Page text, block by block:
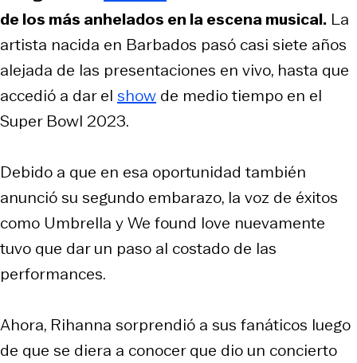
de los más anhelados en la escena musical. La
artista nacida en Barbados pasó casi siete años
alejada de las presentaciones en vivo, hasta que
accedió a dar el show de medio tiempo en el
Super Bowl 2023.
Debido a que en esa oportunidad también
anunció su segundo embarazo, la voz de éxitos
como Umbrella yWe found love nuevamente
tuvo que dar un paso al costado de las
performances.
Ahora, Rihanna sorprendió a sus fanáticos luego
de que se diera a conocer que dio un concierto